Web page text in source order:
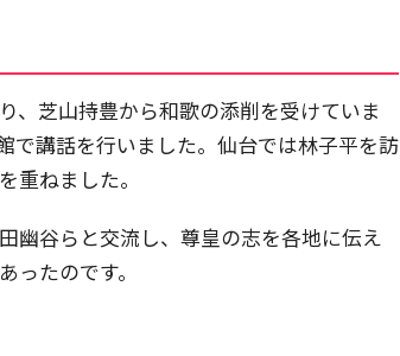
、芝山持豊から和歌の添削を受けていま
で講話を行いました。仙台では林子平を訪
重ねました。
幽谷らと交流し、尊皇の志を各地に伝え
たのです。